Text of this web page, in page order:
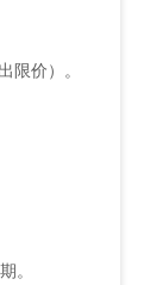
限价）‌。
。